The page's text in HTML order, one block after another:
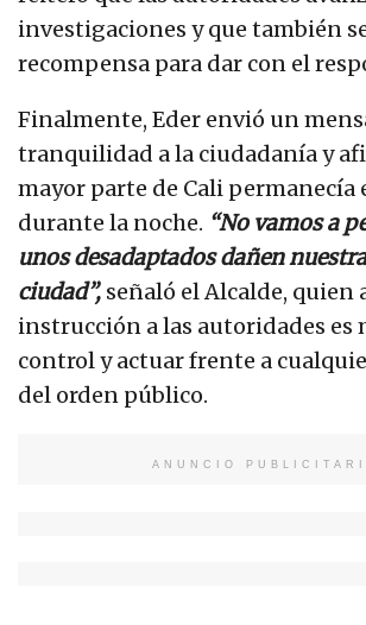
investigaciones y que también
recompensa para dar con el
Finalmente, Eder envió un
tranquilidad a la ciudadanía y
mayor parte de Cali permanecía
durante la noche. “No vamos a
unos desadaptados dañen nuestra
ciudad”, señaló el Alcalde, quien
instrucción a las autoridades es
control y actuar frente a
del orden público.
ANUNCIO